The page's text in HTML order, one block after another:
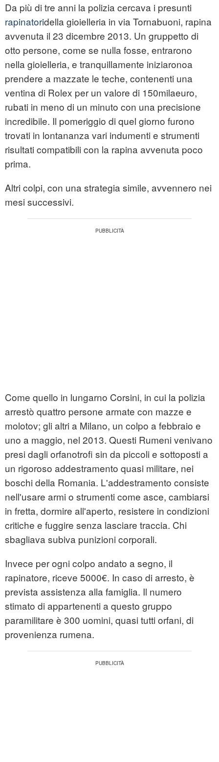
Da più di tre anni la polizia cercava i presunti
rapinatoridella gioielleria in via Tornabuoni, rapina
avvenuta il 23 dicembre 2013. Un gruppetto di
otto persone, come se nulla fosse, entrarono
nella gioielleria, e tranquillamente iniziaronoa
prendere a mazzate le teche, contenenti una
ventina di Rolex per un valore di 150milaeuro,
rubati in meno di un minuto con una precisione
incredibile. Il pomeriggio di quel giorno furono
trovati in lontananza vari indumenti e strumenti
risultati compatibili con la rapina avvenuta poco
prima.
Altri colpi, con una strategia simile, avvennero nei
mesi successivi.
Come quello in lungarno Corsini, in cui la polizia
arrestò quattro persone armate con mazze e
molotov; gli altri a Milano, un colpo a febbraio e
uno a maggio, nel 2013. Questi Rumeni venivano
presi dagli orfanotrofi sin da piccoli e sottoposti a
un rigoroso addestramento quasi militare, nei
boschi della Romania. L'addestramento consiste
nell'usare armi o strumenti come asce, cambiarsi
in fretta, dormire all'aperto, resistere in condizioni
critiche e fuggire senza lasciare traccia. Chi
sbagliava subiva punizioni corporali.
Invece per ogni colpo andato a segno, il
rapinatore, riceve 5000€. In caso di arresto, è
prevista assistenza alla famiglia. Il numero
stimato di appartenenti a questo gruppo
paramilitare è 300 uomini, quasi tutti orfani, di
provenienza rumena.